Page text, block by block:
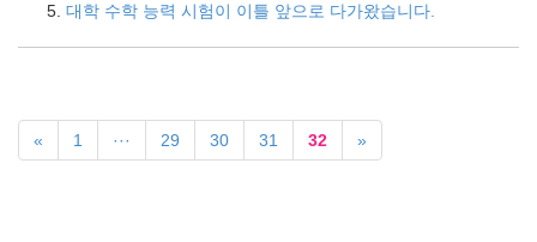
대학 수학 능력 시험이 이틀 앞으로 다가왔습니다.
« 1 ··· 29 30 31 32 »